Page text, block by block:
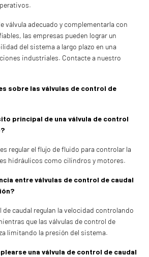
válvula adecuado y complementarla con
las empresas pueden lograr un
del sistema a largo plazo en una
industriales. Contacte a nuestro
sobre las válvulas de control de
principal de una válvula de control
regular el flujo de fluido para controlar la
hidráulicos como cilindros y motores.
entre válvulas de control de caudal
de caudal regulan la velocidad controlando
que las válvulas de control de
limitando la presión del sistema.
una válvula de control de caudal